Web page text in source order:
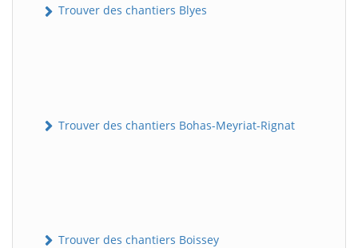
Trouver des chantiers Blyes
Trouver des chantiers Bohas-Meyriat-Rignat
Trouver des chantiers Boissey